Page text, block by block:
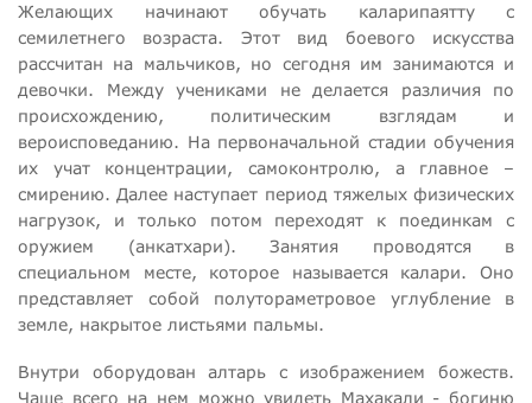
Желающих начинают обучать каларипаятту с
семилетнего возраста. Этот вид боевого искусства
рассчитан на мальчиков, но сегодня им занимаются и
девочки. Между учениками не делается различия по
происхождению, политическим взглядам и
вероисповеданию. На первоначальной стадии обучения
их учат концентрации, самоконтролю, а главное –
смирению. Далее наступает период тяжелых физических
нагрузок, и только потом переходят к поединкам с
оружием (анкатхари). Занятия проводятся в
специальном месте, которое называется калари. Оно
представляет собой полутораметровое углубление в
земле, накрытое листьями пальмы.
Внутри оборудован алтарь с изображением божеств.
Чаще всего на нем можно увидеть Махакали - богиню